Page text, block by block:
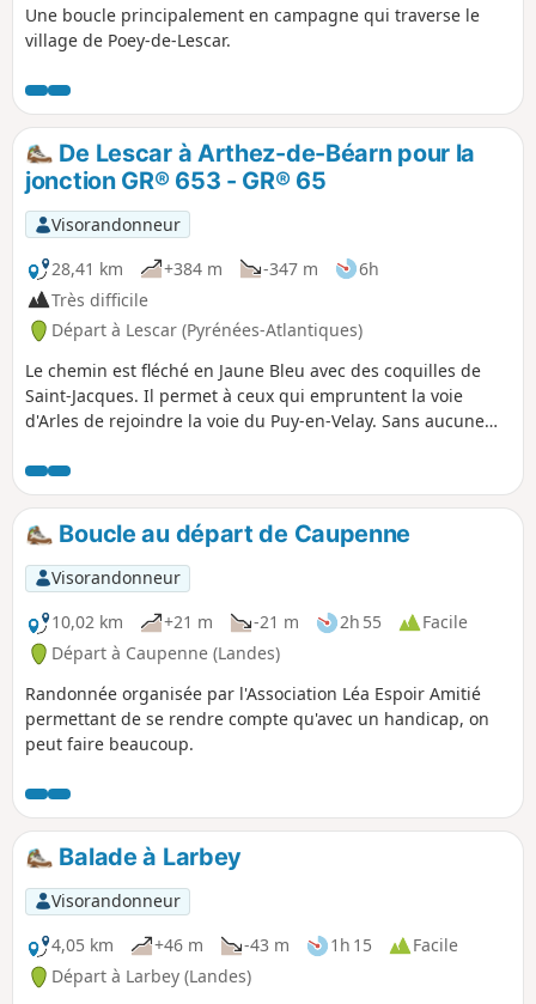
Une boucle principalement en campagne qui traverse le
village de Poey-de-Lescar.
De Lescar à Arthez-de-Béarn pour la
jonction GR® 653 - GR® 65
Visorandonneur
28,41 km
+384 m -347 m
6h
Très difficile
Départ à Lescar (Pyrénées-Atlantiques)
Le chemin est fléché en Jaune Bleu avec des coquilles de
Saint-Jacques. Il permet à ceux qui empruntent la voie
d'Arles de rejoindre la voie du Puy-en-Velay. Sans aucune
entre les deux villes étapes.
Boucle au départ de Caupenne
Visorandonneur
10,02 km
+21 m -21 m 2h 55
Facile
Départ à Caupenne (Landes)
Randonnée organisée par l'Association Léa Espoir Amitié
permettant de se rendre compte qu'avec un handicap, on
peut faire beaucoup.
Balade à Larbey
Visorandonneur
4,05 km
+46 m -43 m 1h 15
Facile
Départ à Larbey (Landes)